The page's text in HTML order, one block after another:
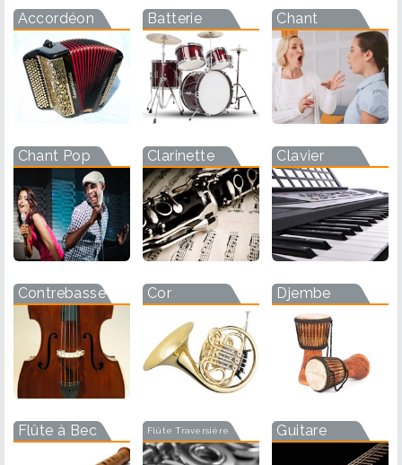
Accordéon Batterie Chant
Chant Pop Clarinette Clavier
Contrebasse Cor Djembe
Flûte à Bec Flûte Traversière Guitare